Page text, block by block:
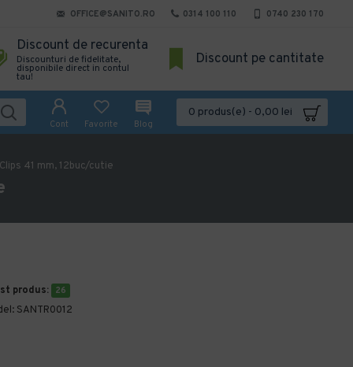
OFFICE@SANITO.RO 0314 100 110 0740 230 170
Discount de recurenta
Discounturi de fidelitate,
disponibile direct in contul
tau!
Discount pe cantitate
Cont Favorite Blog
0 produs(e) - 0,00 lei
41 mm, 12buc/cutie
produs: 26
SANTR0012